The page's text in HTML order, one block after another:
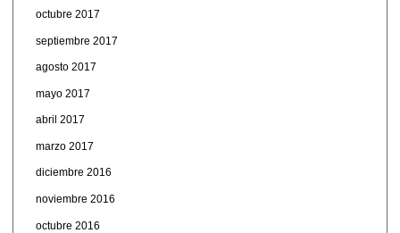
octubre 2017
septiembre 2017
agosto 2017
mayo 2017
abril 2017
marzo 2017
diciembre 2016
noviembre 2016
octubre 2016